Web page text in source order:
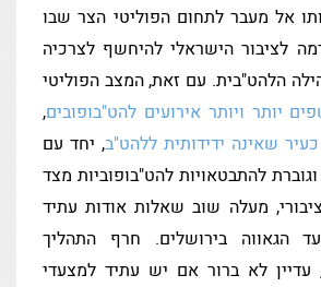
אל מעבר לתחום הפוליטי הצר שבו
לציבור הישראלי להיחשף לצרכיה
הלהט"בית. עם זאת, המצב הפוליטי
יותר ויותר אירועים להט"בופובים,
שאינה ידידותית ללהט"ב, יחד עם
להתבטאויות להט"בופוביות מצד
מעלה שוב שאלות אודות עתיד
הגאווה בירושלים. חרף התהליך
לא ברור אם יש עתיד למצעדי